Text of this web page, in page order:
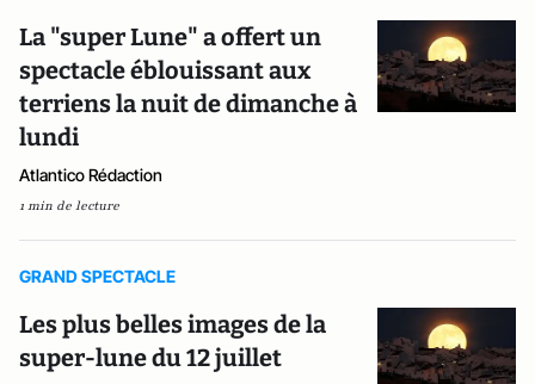
La "super Lune" a offert un
spectacle éblouissant aux
terriens la nuit de dimanche à
lundi
Atlantico Rédaction
1 min de lecture
GRAND SPECTACLE
Les plus belles images de la
super-lune du 12 juillet